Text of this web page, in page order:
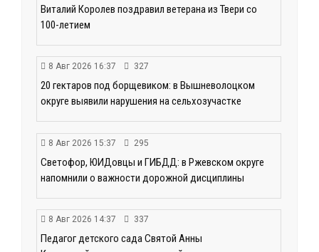
Виталий Королев поздравил ветерана из Твери со
100-летием
8 Авг 2026 16:37 327
20 гектаров под борщевиком: в Вышневолоцком
округе выявили нарушения на сельхозучастке
8 Авг 2026 15:37 295
Светофор, ЮИДовцы и ГИБДД: в Ржевском округе
напомнили о важности дорожной дисциплины
8 Авг 2026 14:37 337
Педагог детского сада Святой Анны